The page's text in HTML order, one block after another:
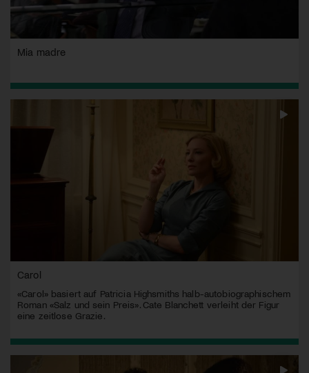
Mia madre
Carol
«Carol» basiert auf Patricia Highsmiths halb-autobiographischem
Roman «Salz und sein Preis». Cate Blanchett verleiht der Figur
eine zeitlose Grazie.